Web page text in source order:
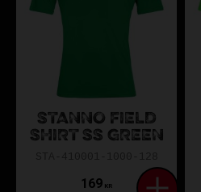
STANNO FIELD
SHIRT SS GREEN
169 KR